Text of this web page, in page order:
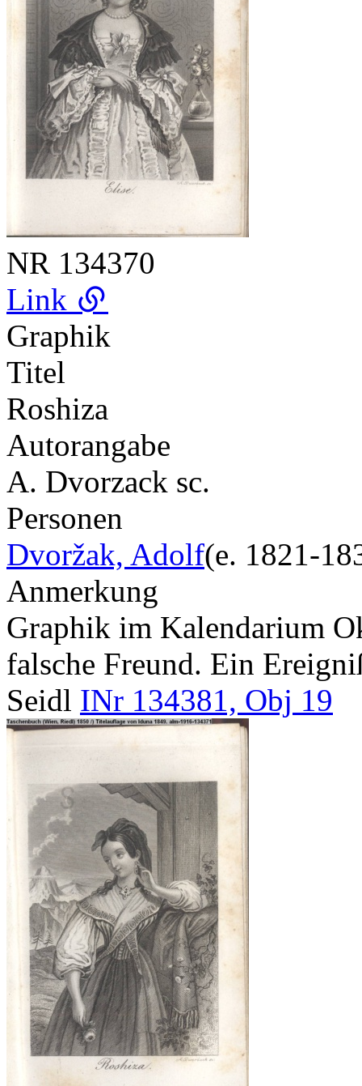
NR 134370
Link
Graphik
Titel
Roshiza
Autorangabe
A. Dvorzack sc.
Personen
Dvoržak, Adolf(e. 1821-
Anmerkung
Graphik im Kalendarium
falsche Freund. Ein
Seidl INr 134381, Obj 19